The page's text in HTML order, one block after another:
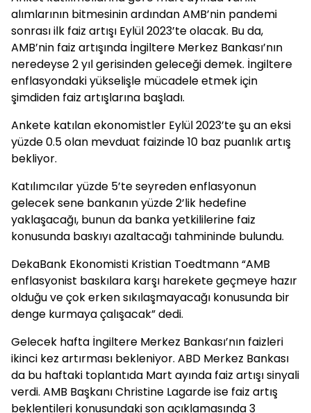
alımlarının bitmesinin ardından AMB’nin pandemi
sonrası ilk faiz artışı Eylül 2023’te olacak. Bu da,
AMB’nin faiz artışında İngiltere Merkez Bankası’nın
neredeyse 2 yıl gerisinden geleceği demek. İngiltere
enflasyondaki yükselişle mücadele etmek için
şimdiden faiz artışlarına başladı.
Ankete katılan ekonomistler Eylül 2023’te şu an eksi
yüzde 0.5 olan mevduat faizinde 10 baz puanlık artış
bekliyor.
Katılımcılar yüzde 5’te seyreden enflasyonun
gelecek sene bankanın yüzde 2’lik hedefine
yaklaşacağı, bunun da banka yetkililerine faiz
konusunda baskıyı azaltacağı tahmininde bulundu.
DekaBank Ekonomisti Kristian Toedtmann “AMB
enflasyonist baskılara karşı harekete geçmeye hazır
olduğu ve çok erken sıkılaşmayacağı konusunda bir
denge kurmaya çalışacak” dedi.
Gelecek hafta İngiltere Merkez Bankası’nın faizleri
ikinci kez artırması bekleniyor. ABD Merkez Bankası
da bu haftaki toplantıda Mart ayında faiz artışı sinyali
verdi. AMB Başkanı Christine Lagarde ise faiz artış
beklentileri konusundaki son açıklamasında 3